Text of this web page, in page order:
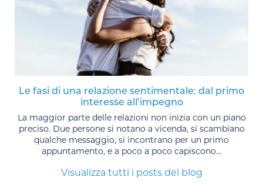
Le fasi di una relazione sentimentale: dal primo
interesse all’impegno
La maggior parte delle relazioni non inizia con un piano
preciso. Due persone si notano a vicenda, si scambiano
qualche messaggio, si incontrano per un primo
appuntamento, e a poco a poco capiscono...
Visualizza tutti i posts del blog